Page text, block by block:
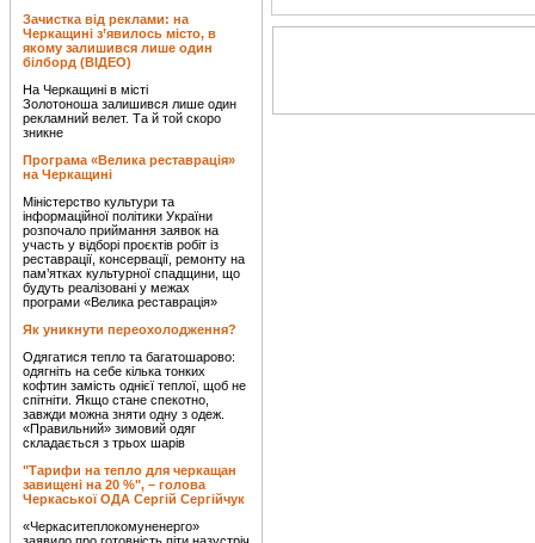
Зачистка від реклами: на
Черкащині з’явилось місто, в
якому залишився лише один
білборд (ВІДЕО)
На Черкащині в місті
Золотоноша залишився лише один
рекламний велет. Та й той скоро
зникне
Програма «Велика реставрація»
на Черкащині
Міністерство культури та
інформаційної політики України
розпочало приймання заявок на
участь у відборі проєктів робіт із
реставрації, консервації, ремонту на
пам’ятках культурної спадщини, що
будуть реалізовані у межах
програми «Велика реставрація»
Як уникнути переохолодження?
Одягатися тепло та багатошарово:
одягніть на себе кілька тонких
кофтин замість однієї теплої, щоб не
спітніти. Якщо стане спекотно,
завжди можна зняти одну з одеж.
«Правильний» зимовий одяг
складається з трьох шарів
"Тарифи на тепло для черкащан
завищені на 20 %", – голова
Черкаської ОДА Сергій Сергійчук
«Черкаситеплокомуненерго»